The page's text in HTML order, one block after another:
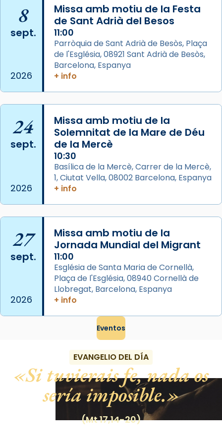
Josep Omella, ha presidit la missa i l’ha
concelebrat el bisbe auxiliar de Barcelona,
Mons. David Abadías.
📸 Dr. G. Simón
View on Facebook ·
Arquebisbat de Barcelona
Memòria de les santes Juliana i
Semproniana, verges i màrtirs.
Acompanyant la història de sant Cugat, a
partir de l’Edat Mitjana sorgeix la tradició
que les santes Juliana (“relatiu a Júlia”) i
que les santes són filles de l’antiga Iluro.
Mataró en reivindicarà les relíq
...Ver más
View on Facebook · Share
8
sept.
2026
Missa amb motiu de la Festa
de Sant Adrià del Besos
11:00
Parròquia de Sant Adrià de Besòs, Plaça
de l'Església, 08921 Sant Adrià de Besòs,
Barcelona, Espanya
+ info
24
sept.
2026
Missa amb motiu de la
Solemnitat de la Mare de Déu
de la Mercè
10:30
Basílica de la Mercè, Carrer de la Mercè,
1, Ciutat Vella, 08002 Barcelona, Espanya
+ info
27
sept.
2026
Missa amb motiu de la
Jornada Mundial del Migrant
11:00
Església de Santa Maria de Cornellà,
Plaça de l'Església, 08940 Cornellà de
Llobregat, Barcelona, Espanya
+ info
Eventos
EVANGELIO DEL DÍA
Si tuvierais fe, nada os
sería imposible.
(Mt 17,14-20)